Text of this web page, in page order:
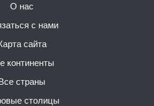
О нас
с нами
сайта
континенты
страны
столицы